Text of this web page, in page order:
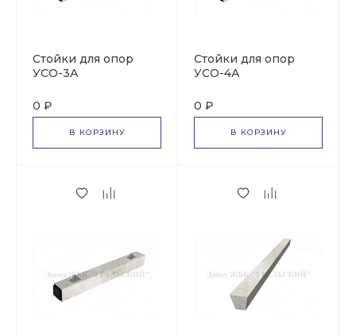
Стойки для опор
УСО-3А
0 ₽
В КОРЗИНУ
Стойки для опор
УСО-4А
0 ₽
В КОРЗИНУ